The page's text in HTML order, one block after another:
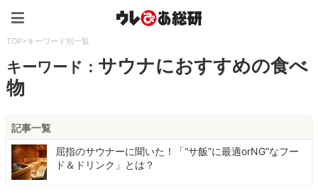
TOP>キーワード別一覧
キーワード： サウナにおすすめの食べ
物
記事一覧
屈指のサウナーに聞いた！「“サ飯”に最適orNG”なフー
ド＆ドリンク」とは？